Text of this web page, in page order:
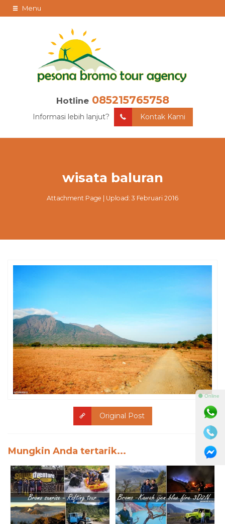
Menu
Hotline 085215765758
Informasi lebih lanjut? Kontak Kami
wisata baluran
Attachment Page | Upload: 3 Februari 2016
Original Post
Mungkin Anda tertarik...
⚫ Online